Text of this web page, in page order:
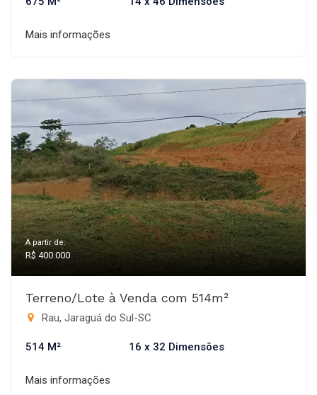
Mais informações
A partir de:
R$ 400.000
Terreno/Lote à Venda com 514m²
Rau, Jaraguá do Sul-SC
514 M² 16 x 32 Dimensões
Mais informações